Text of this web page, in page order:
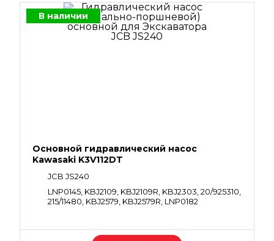
В наличии
Основной гидравлический насос
Kawasaki K3V112DT
JCB JS240
LNP0145, KBJ2109, KBJ2109R, KBJ2303, 20/925310,
215/11480, KBJ2579, KBJ2579R, LNP0182